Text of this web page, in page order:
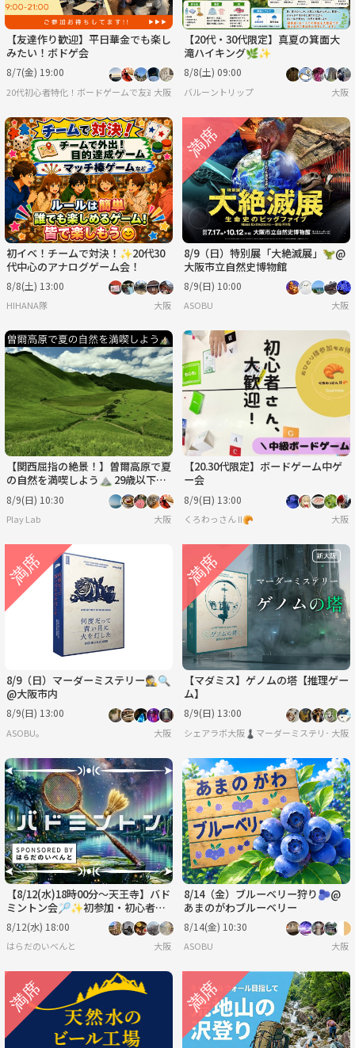
【友達作り歓迎】平日華金でも楽し
みたい！ボドゲ会
8/7(金) 19:00
20代初心者特化！ボードゲームで友達を作ろうサークル
大阪
【20代・30代限定】真夏の箕面大
滝ハイキング🌿✨
8/8(土) 09:00
バルーントリップ 大阪
初イベ！チームで対決！✨20代30
代中心のアナログゲーム会！
8/8(土) 13:00
HIHANA隊 大阪
8/9（日）特別展「大絶滅展」🦖@
大阪市立自然史博物館
8/9(日) 10:00
ASOBU 大阪
【関西屈指の絶景！】曽爾高原で夏
の自然を満喫しよう⛰️ 29歳以下限
定(一部除く)
8/9(日) 10:30
Play Lab 大阪
【20.30代限定】ボードゲーム中ゲ
ー会
8/9(日) 13:00
くろわっさん Ⅱ🥐 大阪
8/9（日）マーダーミステリー🕵️🔍
@大阪市内
8/9(日) 13:00
ASOBU。 大阪
【マダミス】ゲノムの塔【推理ゲー
ム】
8/9(日) 13:00
シェアラボ大阪♟️マーダーミステリー/ボ
大阪
【8/12(水)18時00分～天王寺】バド
ミントン会🏸✨初参加・初心者歓
迎♪
8/12(水) 18:00
はらだのいべんと 大阪
8/14（金）ブルーベリー狩り🫐@
あまのがわブルーベリー
8/14(金) 10:30
ASOBU 大阪